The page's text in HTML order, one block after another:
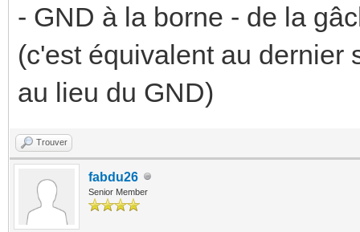
- GND à la borne - de la
(c'est équivalent au dernier
au lieu du GND)
Trouver
fabdu26
Senior Member